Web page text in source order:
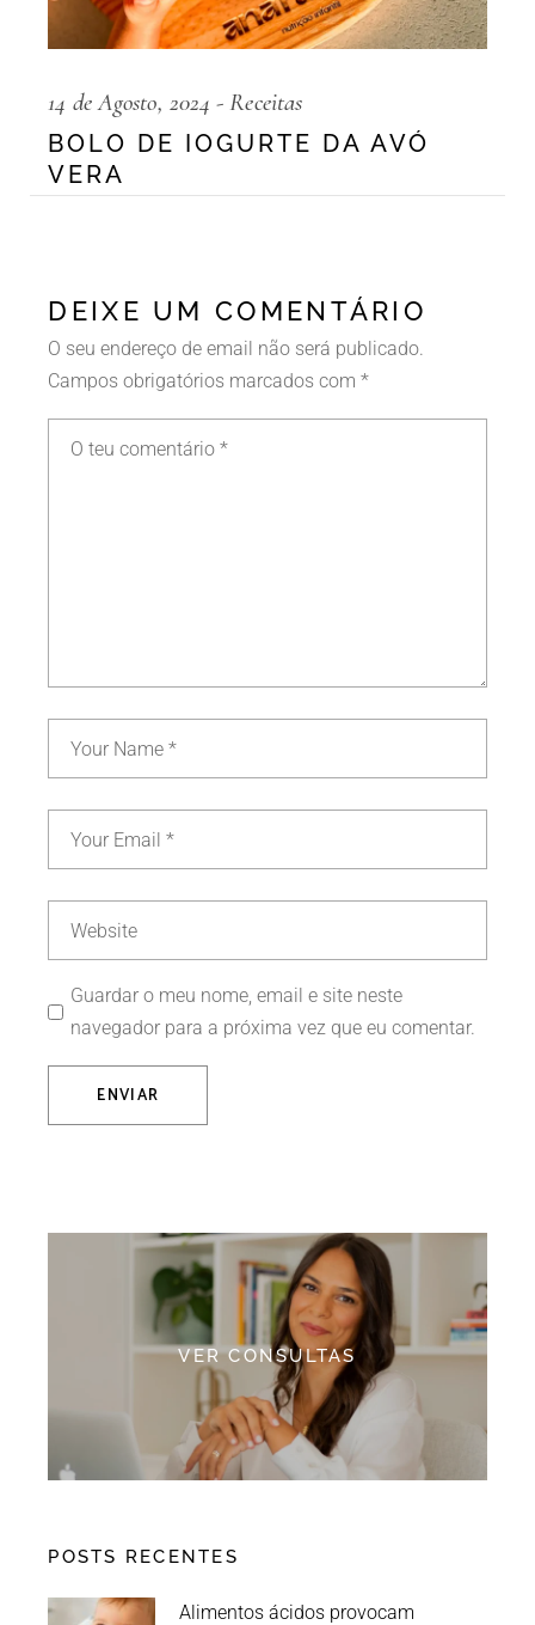
14 de Agosto, 2024 Receitas
BOLO DE IOGURTE DA AVÓ
VERA
DEIXE UM COMENTÁRIO
O seu endereço de email não será publicado.
Campos obrigatórios marcados com*
Guardar o meu nome, email e site neste
navegador para a próxima vez que eu comentar.
ENVIAR
VER CONSULTAS
POSTS RECENTES
Alimentos ácidos provocam